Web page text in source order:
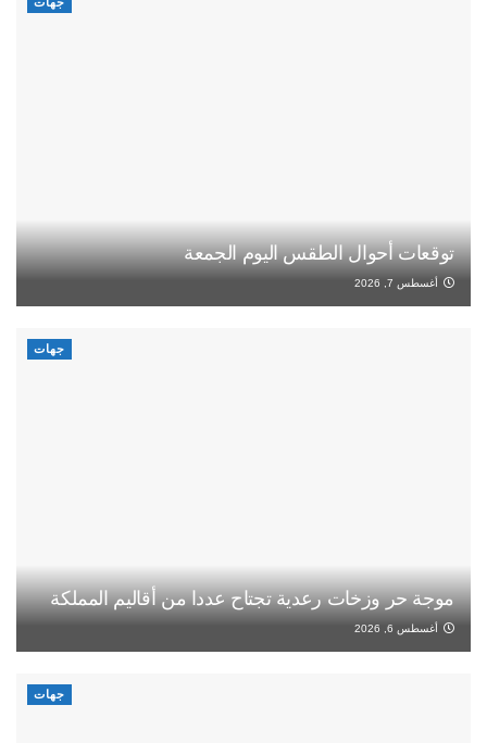
توقعات أحوال الطقس اليوم الجمعة
أغسطس 7, 2026
جهات
موجة حر وزخات رعدية تجتاح عددا من أقاليم المملكة
أغسطس 6, 2026
جهات